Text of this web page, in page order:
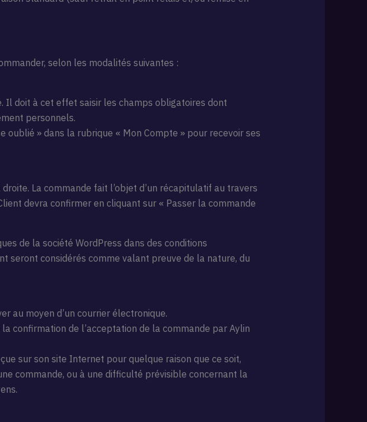
selon les modalités suivantes :
Il doit à cet effet saisir les champs obligatoires dont
personnels.
» dans la rubrique « Mon Compte » pour recevoir ses
La commande fait l’objet d’un récapitulatif au travers
devra confirmer en cliquant sur « Passer la commande
de la société WordPress dans des conditions
seront considérés comme valant preuve de la nature, du
au moyen d’un courrier électronique.
confirmation de l’acceptation de la commande par Aylin
sur son site Internet pour quelque raison que ce soit,
commande, ou à une difficulté prévisible concernant la